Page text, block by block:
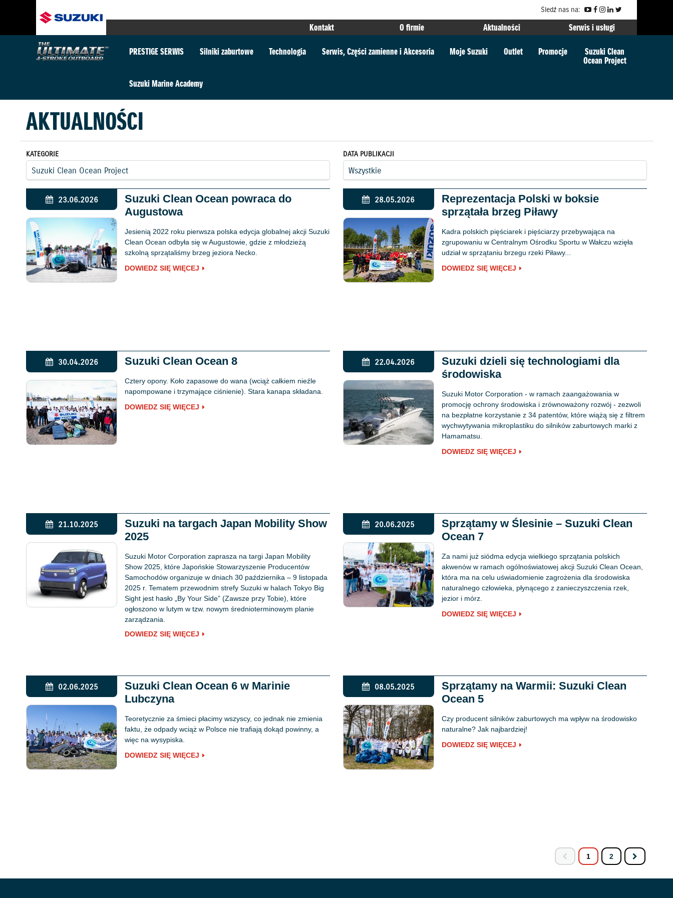
Śledź nas na:
Kontakt O firmie Aktualności Serwis i usługi
PRESTIGE SERWIS Silniki zaburtowe Technologia Serwis, Części zamienne i Akcesoria Moje Suzuki Outlet Promocje Suzuki Clean
Ocean Project
Suzuki Marine Academy
AKTUALNOŚCI
KATEGORIE DATA PUBLIKACJI
23.06.2026
Suzuki Clean Ocean powraca do
Augustowa
Jesienią 2022 roku pierwsza polska edycja globalnej akcji Suzuki
Clean Ocean odbyła się w Augustowie, gdzie z młodzieżą
szkolną sprzątaliśmy brzeg jeziora Necko.
DOWIEDZ SIĘ WIĘCEJ
28.05.2026
Reprezentacja Polski w boksie
sprzątała brzeg Piławy
Kadra polskich pięściarek i pięściarzy przebywająca na
zgrupowaniu w Centralnym Ośrodku Sportu w Wałczu wzięła
udział w sprzątaniu brzegu rzeki Piławy...
DOWIEDZ SIĘ WIĘCEJ
30.04.2026 Suzuki Clean Ocean 8
Cztery opony. Koło zapasowe do wana (wciąż całkiem nieźle
napompowane i trzymające ciśnienie). Stara kanapa składana.
DOWIEDZ SIĘ WIĘCEJ
22.04.2026
Suzuki dzieli się technologiami dla
środowiska
Suzuki Motor Corporation - w ramach zaangażowania w
promocję ochrony środowiska i zrównoważony rozwój - zezwoli
na bezpłatne korzystanie z 34 patentów, które wiążą się z filtrem
wychwytywania mikroplastiku do silników zaburtowych marki z
Hamamatsu.
DOWIEDZ SIĘ WIĘCEJ
21.10.2025
Suzuki na targach Japan Mobility Show
2025
Suzuki Motor Corporation zaprasza na targi Japan Mobility
Show 2025, które Japońskie Stowarzyszenie Producentów
Samochodów organizuje w dniach 30 października – 9 listopada
2025 r. Tematem przewodnim strefy Suzuki w halach Tokyo Big
Sight jest hasło „By Your Side” (Zawsze przy Tobie), które
ogłoszono w lutym w tzw. nowym średnioterminowym planie
zarządzania.
DOWIEDZ SIĘ WIĘCEJ
20.06.2025
Sprzątamy w Ślesinie – Suzuki Clean
Ocean 7
Za nami już siódma edycja wielkiego sprzątania polskich
akwenów w ramach ogólnoświatowej akcji Suzuki Clean Ocean,
która ma na celu uświadomienie zagrożenia dla środowiska
naturalnego człowieka, płynącego z zanieczyszczenia rzek,
jezior i mórz.
DOWIEDZ SIĘ WIĘCEJ
02.06.2025
Suzuki Clean Ocean 6 w Marinie
Lubczyna
Teoretycznie za śmieci płacimy wszyscy, co jednak nie zmienia
faktu, że odpady wciąż w Polsce nie trafiają dokąd powinny, a
więc na wysypiska.
DOWIEDZ SIĘ WIĘCEJ
08.05.2025
Sprzątamy na Warmii: Suzuki Clean
Ocean 5
Czy producent silników zaburtowych ma wpływ na środowisko
naturalne? Jak najbardziej!
DOWIEDZ SIĘ WIĘCEJ
1 2